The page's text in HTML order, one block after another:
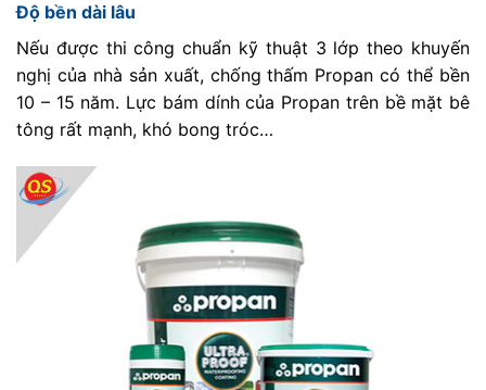
Độ bền dài lâu
Nếu được thi công chuẩn kỹ thuật 3 lớp theo khuyến
nghị của nhà sản xuất, chống thấm Propan có thể bền
10 – 15 năm. Lực bám dính của Propan trên bề mặt bê
tông rất mạnh, khó bong tróc…